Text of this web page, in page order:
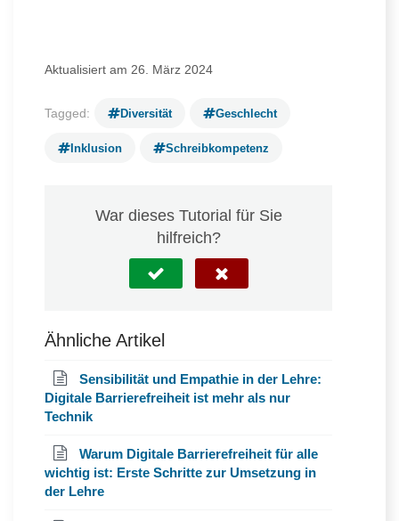
Aktualisiert am 26. März 2024
Tagged: Diversität Geschlecht
Inklusion Schreibkompetenz
War dieses Tutorial für Sie
hilfreich?
Ähnliche Artikel
Sensibilität und Empathie in der Lehre:
Digitale Barrierefreiheit ist mehr als nur
Technik
Warum Digitale Barrierefreiheit für alle
wichtig ist: Erste Schritte zur Umsetzung in
der Lehre